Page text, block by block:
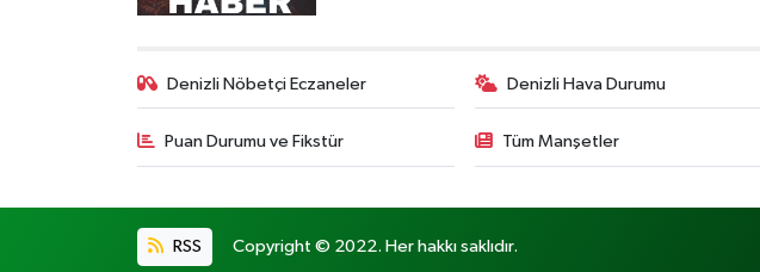
Denizli Nöbetçi Eczaneler Denizli Hava Durumu
Puan Durumu ve Fikstür Tüm Manşetler
RSS Copyright © 2022. Her hakkı saklıdır.